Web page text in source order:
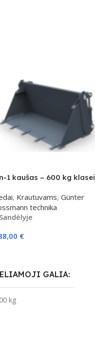
1 kaušas – 600 kg klasei
, Krautuvams, Günter
technika
Sandėlyje
€
GALIA
kg